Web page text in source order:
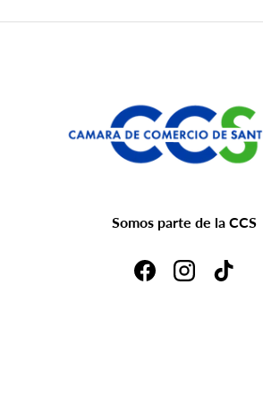
Somos parte de la CCS
FacebookInstagramTikTok